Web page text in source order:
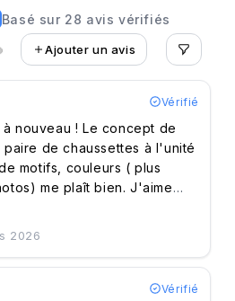
Basé sur 28 avis vérifiés
Ajouter un avis
Vérifié
nouveau ! Le concept de
de chaussettes à l'unité
motifs, couleurs ( plus
me plaît bien. J'aime
les "collections" des
et la qualité est au
rapidement la commande et
me confortent dans l'idée
chez QUANAILLES.
2026
Vérifié